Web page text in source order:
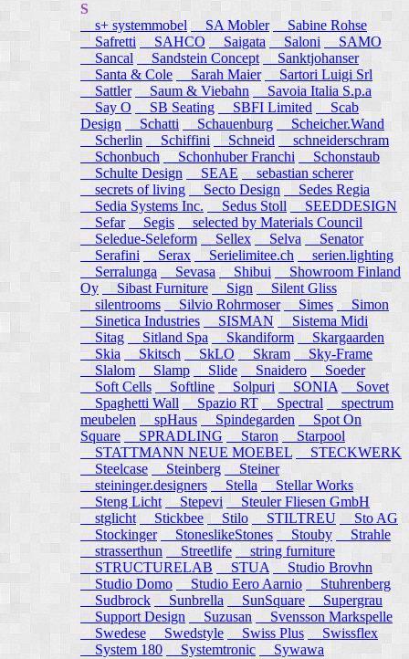
S
s+ systemmobel
SA Mobler
Sabine Rohse
Safretti
SAHCO Saigata Saloni
SAMO
Sancal
Sandstein Concept
Sanktjohanser
Santa & Cole
Sarah Maier
Sartori Luigi Srl
Sattler
Saum & Viebahn
Savoia Italia S.p.a
Say O
SB Seating SBFI Limited
Scab
Design
Schatti Schauenburg
Scheicher.Wand
Scherlin
Schiffini Schneid
schneiderschram
Schonbuch
Schonhuber Franchi
Schonstaub
Schulte Design
SEAE
sebastian scherer
secrets of living
Secto Design
Sedes Regia
Sedia Systems Inc.
Sedus Stoll
SEEDDESIGN
Sefar
Segis
selected by Materials Council
Seledue-Seleform
Sellex Selva
Senator
Serafini
Serax Serielimitee.ch
serien.lighting
Serralunga
Sevasa Shibui
Showroom Finland
Oy
Sibast Furniture Sign
Silent Gliss
silentrooms
Silvio Rohrmoser Simes Simon
Sinetica Industries
SISMAN
Sistema Midi
Sitag
Sitland Spa Skandiform
Skargaarden
Skia
Skitsch SkLO Skram
Sky-Frame
Slalom
Slamp Slide Snaidero
Soeder
Soft Cells
Softline Solpuri SONIA
Sovet
Spaghetti Wall
Spazio RT Spectral
spectrum
meubelen
spHaus Spindegarden
Spot On
Square
SPRADLING Staron
Starpool
STATTMANN NEUE MOEBEL
STECKWERK
Steelcase
Steinberg
Steiner
steininger.designers
Stella Stellar Works
Steng Licht
Stepevi
Steuler Fliesen GmbH
stglicht
Stickbee Stilo STILTREU
Sto AG
Stockinger
StoneslikeStones Stouby
Strahle
strasserthun
Streetlife
string furniture
STRUCTURELAB
STUA
Studio Brovhn
Studio Domo
Studio Eero Aarnio
Stuhrenberg
Sudbrock
Sunbrella SunSquare
Supergrau
Support Design
Suzusan
Svensson Markspelle
Swedese
Swedstyle Swiss Plus
Swissflex
System 180
Systemtronic Sywawa